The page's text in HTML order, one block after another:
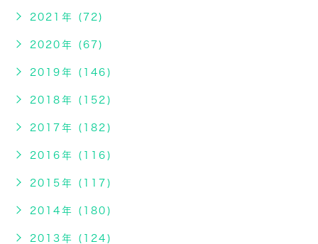
2021年 (72)
2020年 (67)
2019年 (146)
2018年 (152)
2017年 (182)
2016年 (116)
2015年 (117)
2014年 (180)
2013年 (124)